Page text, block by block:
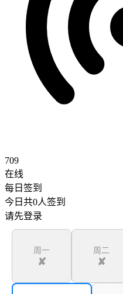
709
在线
每日签到
今日共0人签到
请先登录
周一
✘
周二
✘